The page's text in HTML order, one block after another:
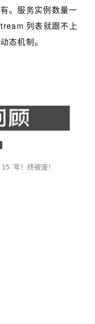
。服务实例数量一
列表就跟不上
态机制。
年！终被废！